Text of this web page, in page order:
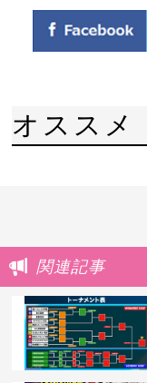
オススメ
関連記事